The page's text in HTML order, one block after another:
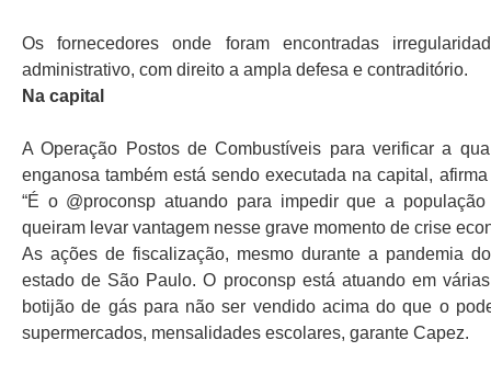
Os fornecedores onde foram encontradas
administrativo, com direito a ampla defesa e contraditório.
Na capital
A Operação Postos de Combustíveis para verificar a
enganosa também está sendo executada na capital,
“É o @proconsp atuando para impedir que a
queiram levar vantagem nesse grave momento de crise
As ações de fiscalização, mesmo durante a pandemia
estado de São Paulo. O proconsp está atuando em
botijão de gás para não ser vendido acima do que o
supermercados, mensalidades escolares, garante Capez.